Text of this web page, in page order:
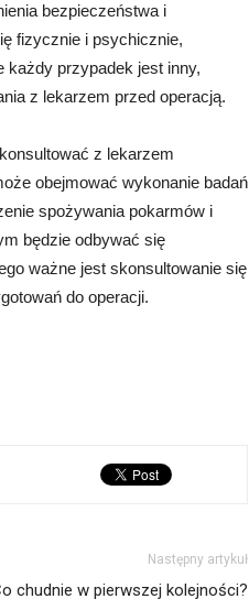
bezpieczeństwa i
fizycznie i psychicznie,
każdy przypadek jest inny,
z lekarzem przed operacją.
z lekarzem
obejmować wykonanie badań
spożywania pokarmów i
będzie odbywać się
ważne jest skonsultowanie się
do operacji.
Następny artykuł
chudnie w pierwszej kolejności?